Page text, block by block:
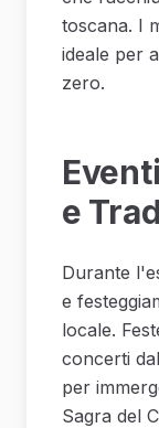
toscana. I
ideale per
zero.
e
Durante
e
locale.
concerti
per
Sagra del